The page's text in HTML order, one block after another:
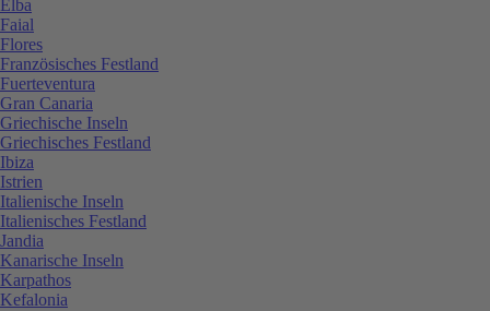
Elba
Faial
Flores
Französisches Festland
Fuerteventura
Gran Canaria
Griechische Inseln
Griechisches Festland
Ibiza
Istrien
Italienische Inseln
Italienisches Festland
Jandia
Kanarische Inseln
Karpathos
Kefalonia